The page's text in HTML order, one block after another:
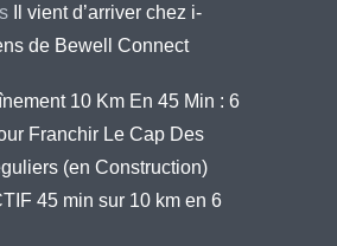
Il vient d’arriver chez i-
de Bewell Connect
10 Km En 45 Min : 6
Franchir Le Cap Des
(en Construction)
45 min sur 10 km en 6